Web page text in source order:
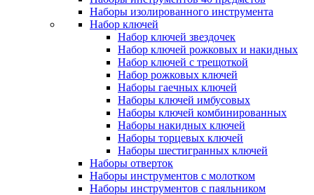
Наборы изолированного инструмента
Набор ключей
Набор ключей звездочек
Набор ключей рожковых и накидных
Набор ключей с трещоткой
Набор рожковых ключей
Наборы гаечных ключей
Наборы ключей имбусовых
Наборы ключей комбинированных
Наборы накидных ключей
Наборы торцевых ключей
Наборы шестигранных ключей
Наборы отверток
Наборы инструментов с молотком
Наборы инструментов с паяльником